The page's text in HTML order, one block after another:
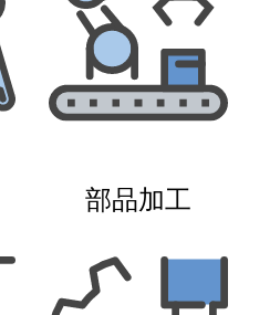
部品加工